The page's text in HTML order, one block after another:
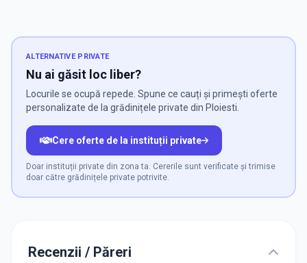
ALTERNATIVE PRIVATE
Nu ai găsit loc liber?
Locurile se ocupă repede. Spune ce cauți și primești oferte
personalizate de la grădinițele private din Ploiesti.
Cere oferte de la instituții private
Doar instituții private din zona ta. Cererile sunt verificate și trimise
doar către grădinițele private potrivite.
Recenzii / Păreri